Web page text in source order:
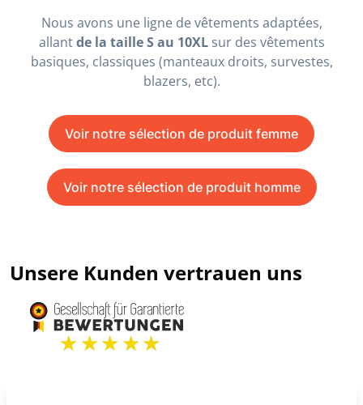
Nous avons une ligne de vêtements adaptées,
allantde la taille S au 10XLsur des vêtements
basiques, classiques (manteaux droits, survestes,
blazers, etc).
Voir notre sélection de produit femme
Voir notre sélection de produit homme
Unsere Kunden vertrauen uns